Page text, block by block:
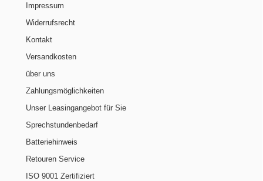
Impressum
Widerrufsrecht
Kontakt
Versandkosten
über uns
Zahlungsmöglichkeiten
Unser Leasingangebot für Sie
Sprechstundenbedarf
Batteriehinweis
Retouren Service
ISO 9001 Zertifiziert